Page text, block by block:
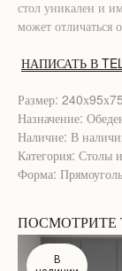
стол уникален и
может отличаться
НАПИСАТЬ В
Размер: 240х95х75
Назначение:
Наличие: В
Категория: Столы
Форма:
ПОСМОТРИТЕ
В